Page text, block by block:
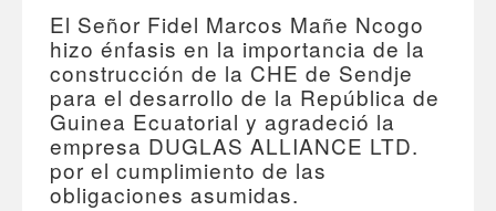
El Señor Fidel Marcos Mañe Ncogo
hizo énfasis en la importancia de la
construcción de la CHE de Sendje
para el desarrollo de la República de
Guinea Ecuatorial y agradeció la
empresa DUGLAS ALLIANCE LTD.
por el cumplimiento de las
obligaciones asumidas.